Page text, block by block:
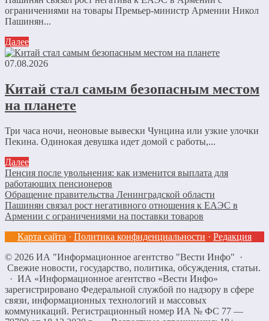
ограничениями на товары Премьер-министр Армении Никол
Пашинян...
Далее
07.08.2026
Китай стал самым безопасным местом
на планете
Три часа ночи, неоновые вывески Чунцина или узкие улочки
Пекина. Одинокая девушка идет домой с работы,...
Далее
Пенсия после увольнения: как изменится выплата для
работающих пенсионеров
Обращение правительства Ленинградской области
Пашинян связал рост негативного отношения к ЕАЭС в
Армении с ограничениями на поставки товаров
Карта сайта · Политика конфиденциальности · Редакция
© 2026 ИА "Информационное агентство "Вести Инфо" ·
Свежие новости, государство, политика, обсуждения, статьи.
· ИА «Информационное агентство «Вести Инфо»
зарегистрировано Федеральной службой по надзору в сфере
связи, информационных технологий и массовых
коммуникаций. Регистрационный номер ИА № ФС 77 —